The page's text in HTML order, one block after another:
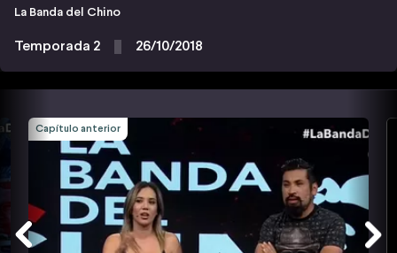
La Banda del Chino
Temporada 2 26/10/2018
Capítulo anterior